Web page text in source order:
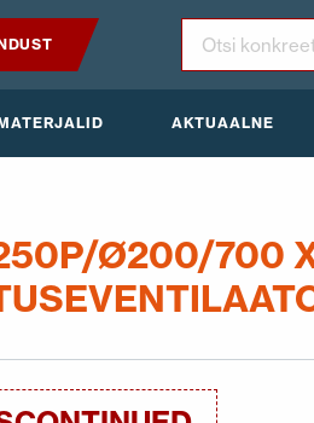
AKTUAALNE
Ø200/700